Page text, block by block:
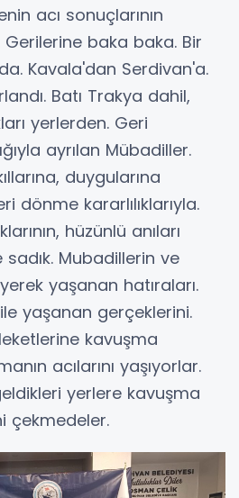
acı sonuçlarının
Gerilerine baka baka. Bir
Kavala'dan Serdivan'a.
Batı Trakya dahil,
yerlerden. Geri
ayrılan Mübadiller.
duygularına
dönme kararlılıklarıyla.
hüzünlü anıları
sadık. Mubadillerin ve
yaşanan hatıraları.
yaşanan gerçeklerini.
kavuşma
acılarını yaşıyorlar.
yerlere kavuşma
çekmedeler.